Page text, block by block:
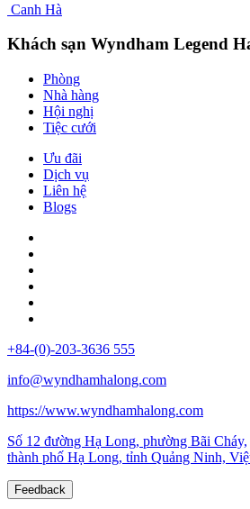
Canh Hà
Khách sạn Wyndham Legend
Phòng
Nhà hàng
Hội nghị
Tiệc cưới
Ưu đãi
Dịch vụ
Liên hệ
Blogs
+84-(0)-203-3636 555
info@wyndhamhalong.com
https://www.wyndhamhalong.com
Số 12 đường Hạ Long, phường Bãi Cháy,
thành phố Hạ Long, tỉnh Quảng Ninh,
Feedback